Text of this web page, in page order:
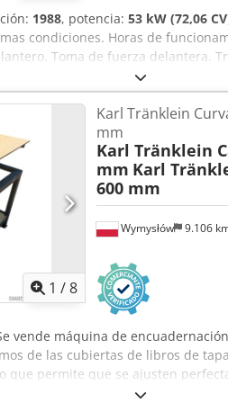
1988, potencia: 53 kW (72,06
condiciones. Horas de
Toma de fuerza delantera.
null. Crsdpfszdmutsx Aavef
1 /8
Wymysłów 9.106
Karl Tränklein
mm
Karl Tränklein
mm Karl
600 mm
vende máquina de
de las cubiertas de libros de
que permite que se ajusten
que permiten adaptarse a